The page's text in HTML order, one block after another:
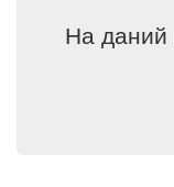
На даний